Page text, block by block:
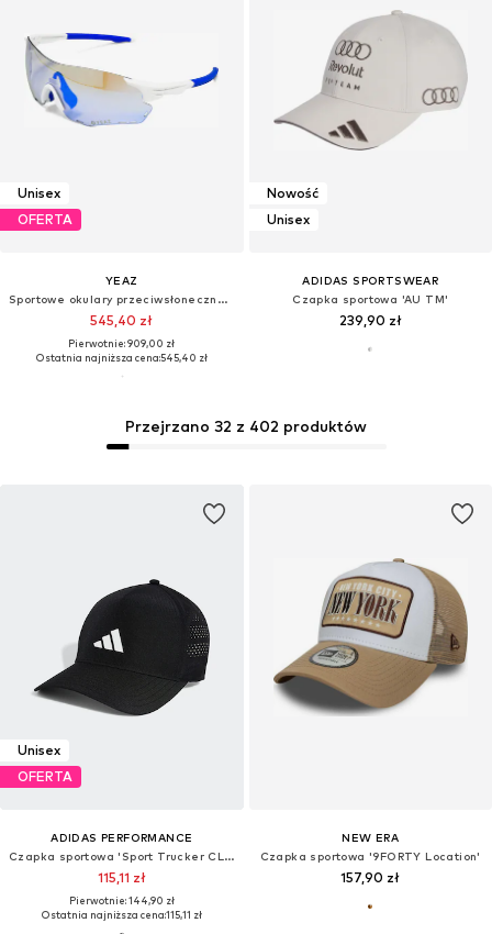
Unisex
OFERTA
YEAZ
Sportowe okulary przeciwsłoneczne 'Sunelation'
545,40 zł
Pierwotnie: 909,00 zł
Ostatnia najniższa cena:545,40 zł
Przejrzano 32 z 402 produktów
Nowość
Unisex
ADIDAS SPORTSWEAR
Czapka sportowa 'AU TM'
239,90 zł
Unisex
OFERTA
ADIDAS PERFORMANCE
Czapka sportowa 'Sport Trucker CLIMACOOL'
115,11 zł
Pierwotnie: 144,90 zł
Ostatnia najniższa cena:115,11 zł
NEW ERA
Czapka sportowa '9FORTY Location'
157,90 zł